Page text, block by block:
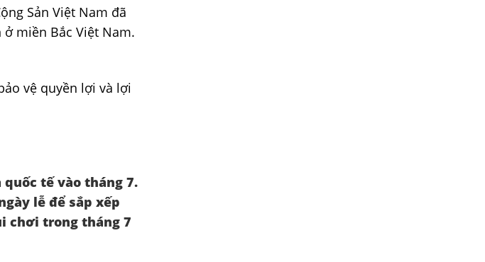
Sản Việt Nam đã
miền Bắc Việt Nam.
vệ quyền lợi và lợi
tế vào tháng 7.
lễ để sắp xếp
chơi trong tháng 7